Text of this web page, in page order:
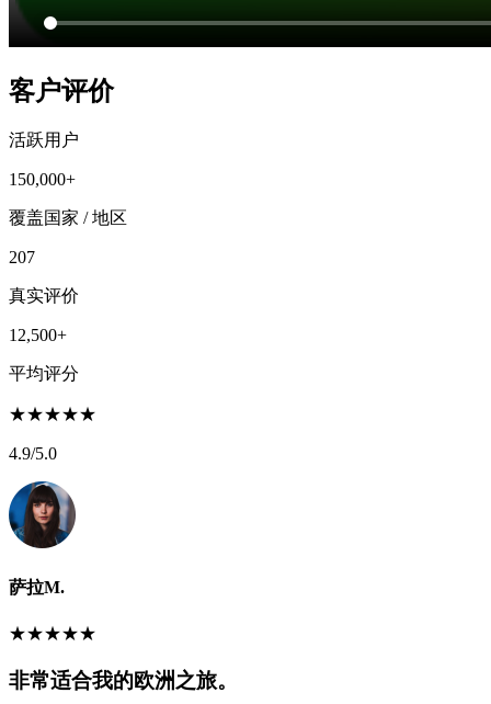
客户评价
活跃用户
150,000+
覆盖国家 / 地区
207
真实评价
12,500+
平均评分
★★★★★
4.9/5.0
萨拉M.
★★★★★
非常适合我的欧洲之旅。